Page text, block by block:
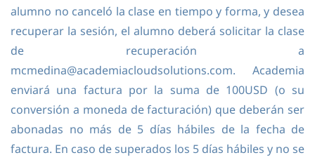
alumno no canceló la clase en tiempo y forma, y desea
recuperar la sesión, el alumno deberá solicitar la clase
de recuperación a
mcmedina@academiacloudsolutions.com. Academia
enviará una factura por la suma de 100USD (o su
conversión a moneda de facturación) que deberán ser
abonadas no más de 5 días hábiles de la fecha de
factura. En caso de superados los 5 días hábiles y no se